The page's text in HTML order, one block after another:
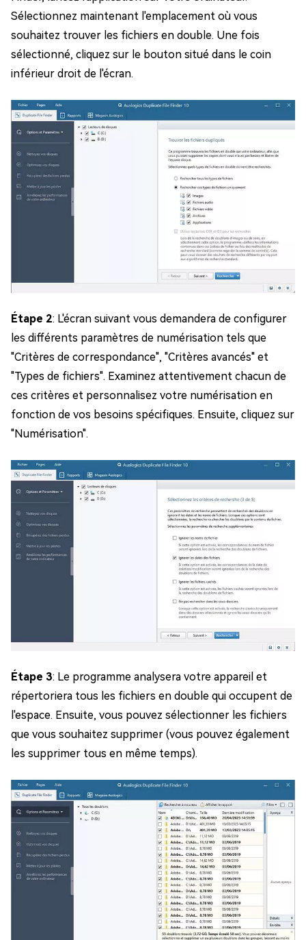
Sélectionnez maintenant l'emplacement où vous
souhaitez trouver les fichiers en double. Une fois
sélectionné, cliquez sur le bouton situé dans le coin
inférieur droit de l'écran.
Étape 2: L'écran suivant vous demandera de configurer
les différents paramètres de numérisation tels que
"Critères de correspondance", "Critères avancés" et
"Types de fichiers". Examinez attentivement chacun de
ces critères et personnalisez votre numérisation en
fonction de vos besoins spécifiques. Ensuite, cliquez sur
"Numérisation".
Étape 3: Le programme analysera votre appareil et
répertoriera tous les fichiers en double qui occupent de
l'espace. Ensuite, vous pouvez sélectionner les fichiers
que vous souhaitez supprimer (vous pouvez également
les supprimer tous en même temps).